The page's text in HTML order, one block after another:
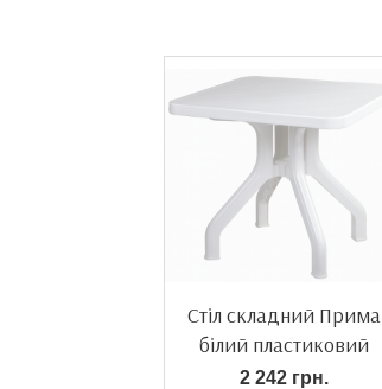
Стіл складний Прима
білий пластиковий
2 242 грн.